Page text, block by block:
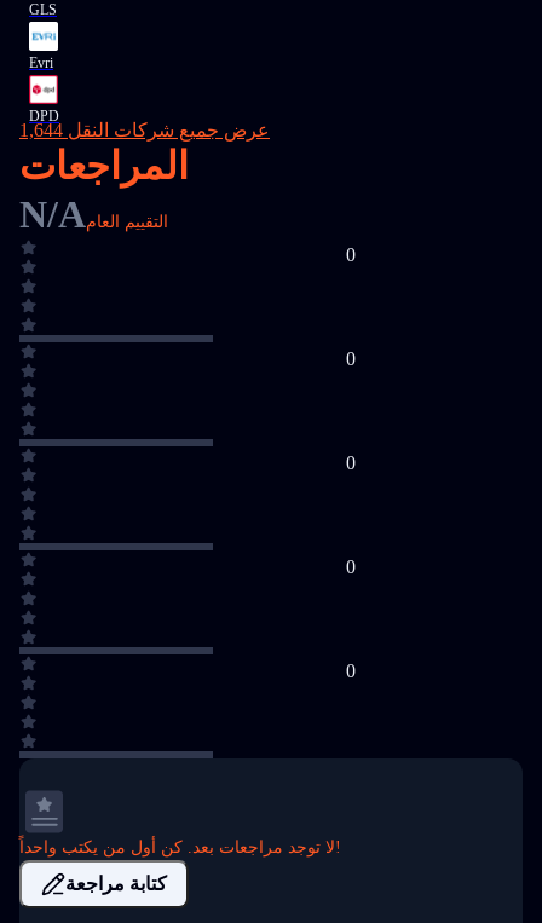
GLS
Evri
DPD
عرض جميع شركات النقل 1,644
المراجعات
N/Aالتقييم العام
0
0
0
0
0
لا توجد مراجعات بعد. كن أول من يكتب واحداً!
كتابة مراجعة